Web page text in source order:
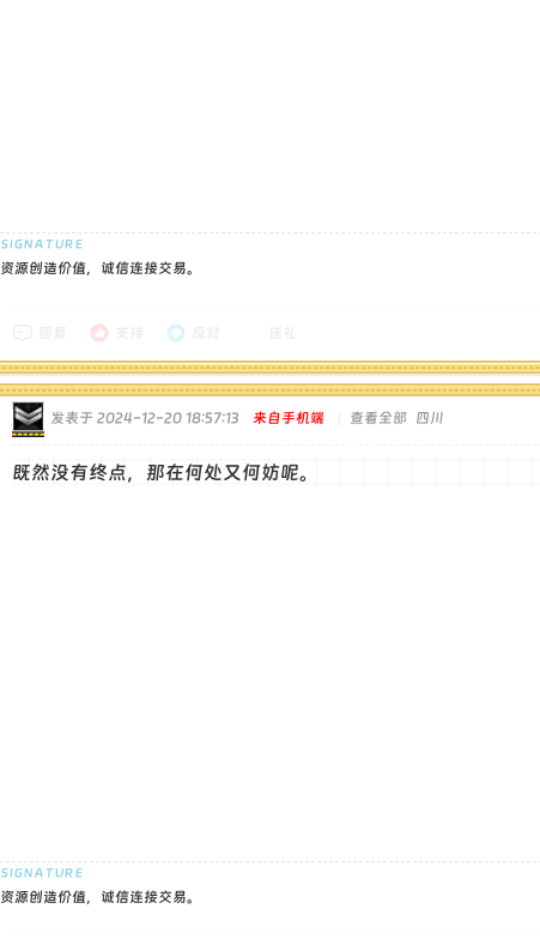
资源创造价值，诚信连接交易。
发表于 2024-12-20 18:57:13 来自手机端 查看全部 四川
既然没有终点，那在何处又何妨呢。
资源创造价值，诚信连接交易。